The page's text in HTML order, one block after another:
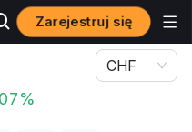
Zarejestruj się
CHF